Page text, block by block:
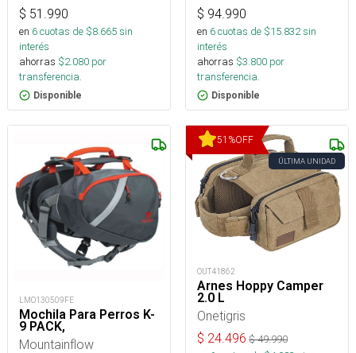
$ 51.990
en 6cuotas de $8.665sin
interés
ahorras $2.080 por
transferencia.
Disponible
$ 94.990
en 6cuotas de $15.832sin
interés
ahorras $3.800 por
transferencia.
Disponible
LMO130509FE
Mochila Para Perros K-
9 PACK,
Mountainflow
51 %OFF
ÚLTIMA UNIDAD
OUT41862
Arnes Hoppy Camper
2.0 L
Onetigris
$ 24.496 $49.990